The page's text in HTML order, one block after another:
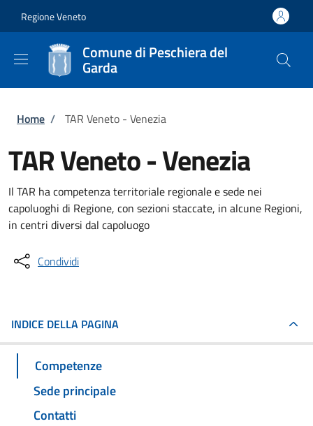
Regione Veneto
Comune di Peschiera del
Garda
Briciole di pane
Home / TAR Veneto - Venezia
TAR Veneto - Venezia
Il TAR ha competenza territoriale regionale e sede nei
capoluoghi di Regione, con sezioni staccate, in alcune Regioni,
in centri diversi dal capoluogo
Condividi
INDICE DELLA PAGINA
Competenze
Sede principale
Contatti